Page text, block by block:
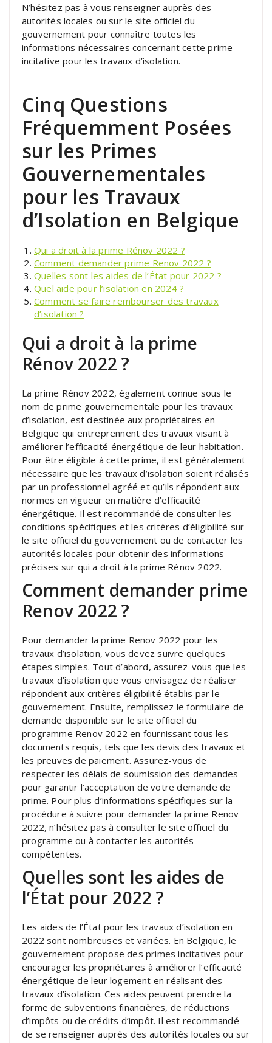
N’hésitez pas à vous renseigner auprès des
autorités locales ou sur le site officiel du
gouvernement pour connaître toutes les
informations nécessaires concernant cette prime
incitative pour les travaux d’isolation.
Cinq Questions
Fréquemment Posées
sur les Primes
Gouvernementales
pour les Travaux
d’Isolation en Belgique
Qui a droit à la prime Rénov 2022 ?
Comment demander prime Renov 2022 ?
Quelles sont les aides de l’État pour 2022 ?
Quel aide pour l’isolation en 2024 ?
Comment se faire rembourser des travaux
d’isolation ?
Qui a droit à la prime
Rénov 2022 ?
La prime Rénov 2022, également connue sous le
nom de prime gouvernementale pour les travaux
d’isolation, est destinée aux propriétaires en
Belgique qui entreprennent des travaux visant à
améliorer l’efficacité énergétique de leur habitation.
Pour être éligible à cette prime, il est généralement
nécessaire que les travaux d’isolation soient réalisés
par un professionnel agréé et qu’ils répondent aux
normes en vigueur en matière d’efficacité
énergétique. Il est recommandé de consulter les
conditions spécifiques et les critères d’éligibilité sur
le site officiel du gouvernement ou de contacter les
autorités locales pour obtenir des informations
précises sur qui a droit à la prime Rénov 2022.
Comment demander prime
Renov 2022 ?
Pour demander la prime Renov 2022 pour les
travaux d’isolation, vous devez suivre quelques
étapes simples. Tout d’abord, assurez-vous que les
travaux d’isolation que vous envisagez de réaliser
répondent aux critères éligibilité établis par le
gouvernement. Ensuite, remplissez le formulaire de
demande disponible sur le site officiel du
programme Renov 2022 en fournissant tous les
documents requis, tels que les devis des travaux et
les preuves de paiement. Assurez-vous de
respecter les délais de soumission des demandes
pour garantir l’acceptation de votre demande de
prime. Pour plus d’informations spécifiques sur la
procédure à suivre pour demander la prime Renov
2022, n’hésitez pas à consulter le site officiel du
programme ou à contacter les autorités
compétentes.
Quelles sont les aides de
l’État pour 2022 ?
Les aides de l’État pour les travaux d’isolation en
2022 sont nombreuses et variées. En Belgique, le
gouvernement propose des primes incitatives pour
encourager les propriétaires à améliorer l’efficacité
énergétique de leur logement en réalisant des
travaux d’isolation. Ces aides peuvent prendre la
forme de subventions financières, de réductions
d’impôts ou de crédits d’impôt. Il est recommandé
de se renseigner auprès des autorités locales ou sur